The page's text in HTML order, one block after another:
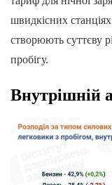
швидкісних
створюють суттєву
пробігу.
Внутрішній